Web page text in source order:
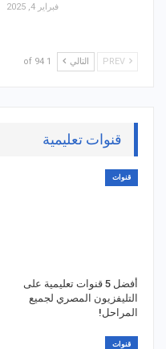
فبراير 4, 2025
التالي 1 of 94
قنوات تعليمية
قنوات
أفضل 5 قنوات تعليمية على
التليفزيون المصري لجميع
المراحل!
قنوات